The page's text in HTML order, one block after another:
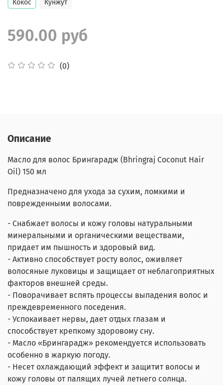
(0)
Кокос Кунжут
590.00 руб
Описание
Масло для волос Брингарадж (Bhringraj Coconut Hair
Oil) 150 мл
Предназначено для ухода за сухим, ломкими и
поврежденными волосами.
- Снабжает волосы и кожу головы натуральными
минеральными и органическими веществами,
придает им пышность и здоровый вид.
- Активно способствует росту волос, оживляет
волосяные луковицы и защищает от неблагоприятных
факторов внешней среды.
- Поворачивает вспять процессы выпадения волос и
преждевременного поседения.
- Успокаивает нервы, дает отдых глазам и
способствует крепкому здоровому сну.
- Масло «Брингарадж» рекомендуется использовать
особенно в жаркую погоду.
- Несет охлаждающий эффект и защитит волосы и
кожу головы от палящих лучей летнего солнца.